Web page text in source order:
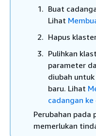
Buat
Lihat
Hapus
Pulihkan
parameter
diubah
baru. Lihat
cadangan
Perubahan
memerlukan